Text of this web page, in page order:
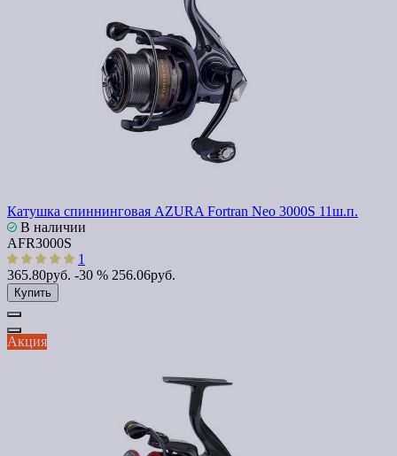
Катушка спиннинговая AZURA Fortran Neo 3000S 11ш.п.
В наличии
AFR3000S
1
365.80руб. -30 % 256.06руб.
Купить
Акция